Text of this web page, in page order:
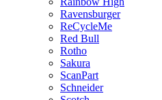
Ravensburger
ReCycleMe
Red Bull
Rotho
Sakura
ScanPart
Schneider